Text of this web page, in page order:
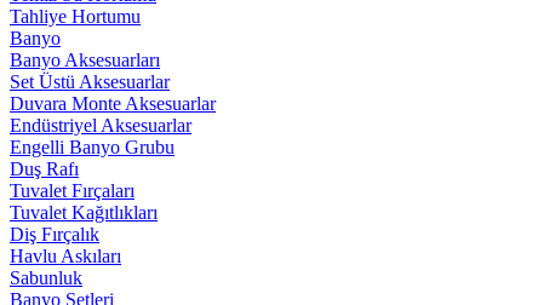
Tahliye Hortumu
Banyo
Banyo Aksesuarları
Set Üstü Aksesuarlar
Duvara Monte Aksesuarlar
Endüstriyel Aksesuarlar
Engelli Banyo Grubu
Duş Rafı
Tuvalet Fırçaları
Tuvalet Kağıtlıkları
Diş Fırçalık
Havlu Askıları
Sabunluk
Banyo Setleri